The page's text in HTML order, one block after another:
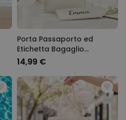
Porta Passaporto ed
Etichetta Bagaglio
Personalizzati con Testo
14,99 €